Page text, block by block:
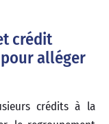
crédit
alléger
crédits à la